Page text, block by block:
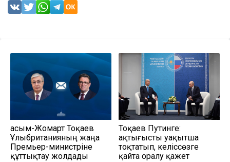
Қасым-Жомарт Тоқаев
Ұлыбританияның жаңа
Премьер-министріне
құттықтау жолдады
Тоқаев Путинге:
Қақтығысты уақытша
тоқтатып, келіссөзге
қайта оралу қажет